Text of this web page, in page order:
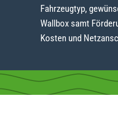
Fahrzeugtyp,
Wallbox samt
Kosten und